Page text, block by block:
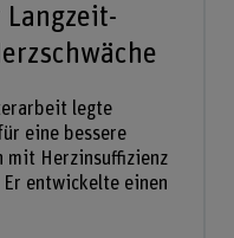
Langzeit-
legte
eine bessere
mit Herzinsuffizienz
entwickelte einen